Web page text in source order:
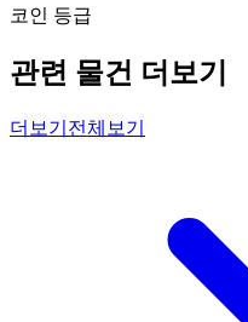
코인 등급
관련 물건 더보기
더보기 전체보기